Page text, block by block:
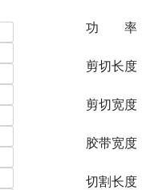
功　　
剪切长
剪切宽
胶带宽
切割长